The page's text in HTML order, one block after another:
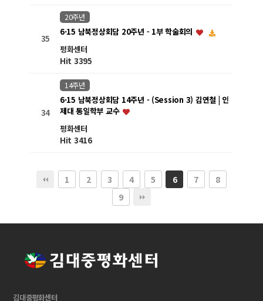
35
20주년
6·15 남북정상회담 20주년 - 1부 학술회의
평화센터
Hit 3395
34
14주년
6·15 남북정상회담 14주년 - (Session 3) 김연철 | 인
제대 통일학부 교수
평화센터
Hit 3416
1 2 3 4 5 6 7
8
9
김대중평화센터